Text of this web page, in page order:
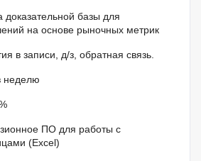
доказательной базы для
на основе рыночных метрик
в записи, д/з, обратная связь.
неделю
ПО для работы с
(Excel)